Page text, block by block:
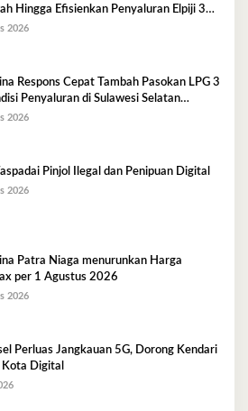
Hingga Efisienkan Penyaluran Elpiji 3
2026
Respons Cepat Tambah Pasokan LPG 3
Penyaluran di Sulawesi Selatan
Kondusif
2026
Pinjol Ilegal dan Penipuan Digital
2026
Patra Niaga menurunkan Harga
per 1 Agustus 2026
2026
Perluas Jangkauan 5G, Dorong Kendari
Kota Digital